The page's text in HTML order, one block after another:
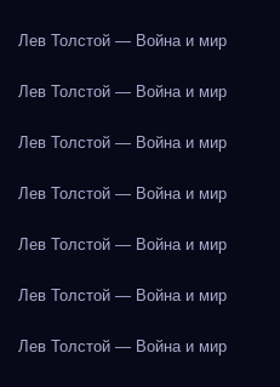
Лев Толстой — Война и мир
Лев Толстой — Война и мир
Лев Толстой — Война и мир
Лев Толстой — Война и мир
Лев Толстой — Война и мир
Лев Толстой — Война и мир
Лев Толстой — Война и мир